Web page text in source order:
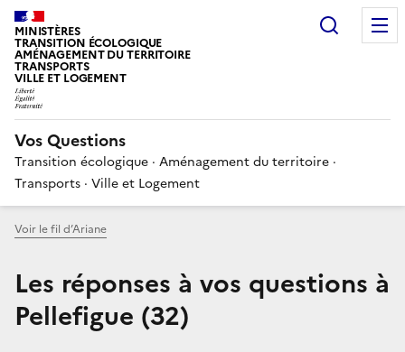
MINISTÈRES
TRANSITION ÉCOLOGIQUE
AMÉNAGEMENT DU TERRITOIRE
TRANSPORTS
VILLE ET LOGEMENT
Vos Questions
Transition écologique · Aménagement du territoire ·
Transports · Ville et Logement
Voir le fil d’Ariane
Les réponses à vos questions à
Pellefigue (32)